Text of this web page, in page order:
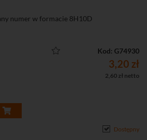
numer w formacie 8H10D
Kod: G74930
3,20 zł
2,60 zł netto
Dostępny